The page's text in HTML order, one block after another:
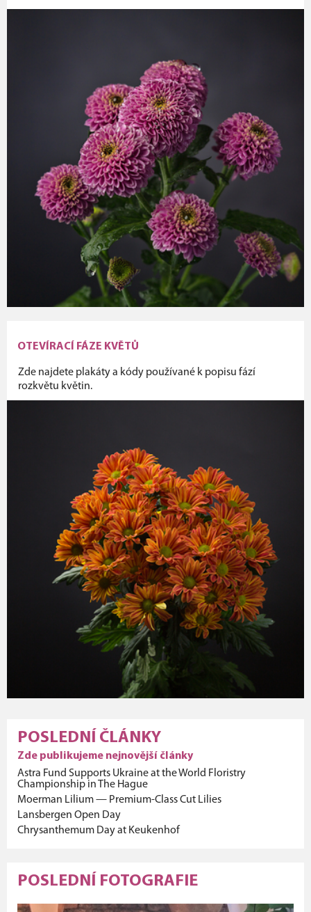
OTEVÍRACÍ FÁZE KVĚTŮ
Zde najdete plakáty a kódy používané k popisu fází
rozkvětu květin.
POSLEDNÍ ČLÁNKY
Zde publikujeme nejnovější články
Astra Fund Supports Ukraine at the World Floristry
Championship in The Hague
Moerman Lilium — Premium-Class Cut Lilies
Lansbergen Open Day
Chrysanthemum Day at Keukenhof
POSLEDNÍ FOTOGRAFIE